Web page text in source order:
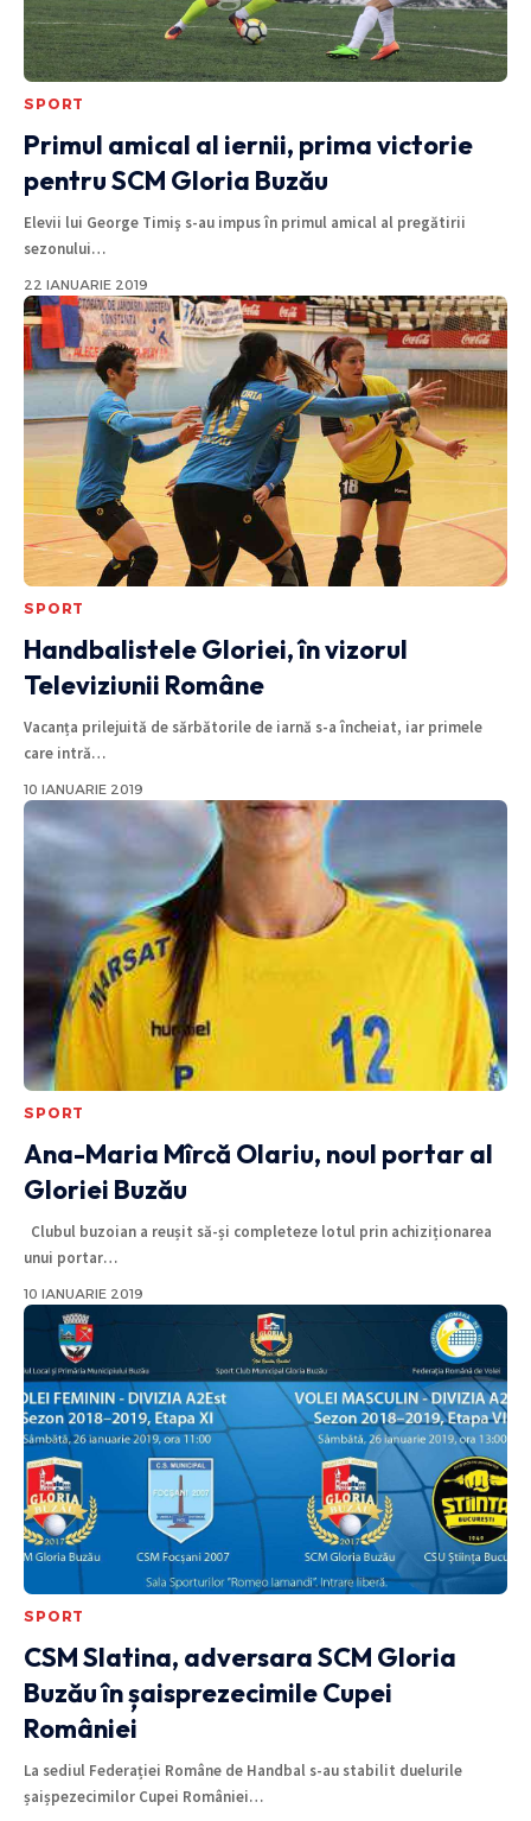
SPORT
Primul amical al iernii, prima victorie
pentru SCM Gloria Buzău
Elevii lui George Timiş s-au impus în primul amical al pregătirii
sezonului…
22 IANUARIE 2019
SPORT
Handbalistele Gloriei, în vizorul
Televiziunii Române
Vacanța prilejuită de sărbătorile de iarnă s-a încheiat, iar primele
care intră…
10 IANUARIE 2019
SPORT
Ana-Maria Mîrcă Olariu, noul portar al
Gloriei Buzău
Clubul buzoian a reușit să-și completeze lotul prin achiziționarea
unui portar…
10 IANUARIE 2019
SPORT
CSM Slatina, adversara SCM Gloria
Buzău în șaisprezecimile Cupei
României
La sediul Federației Române de Handbal s-au stabilit duelurile
șaișpezecimilor Cupei României…